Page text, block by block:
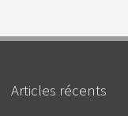
Articles récents